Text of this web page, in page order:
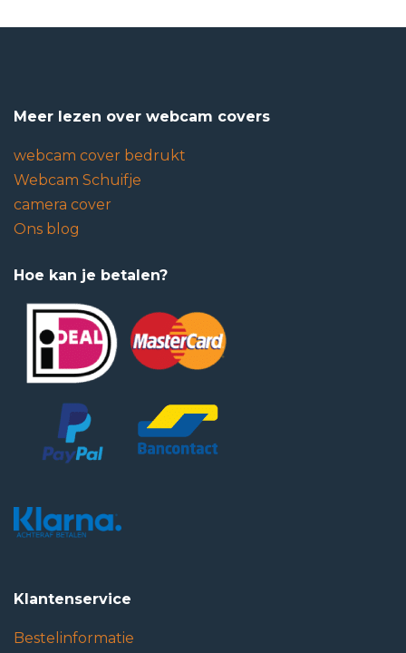
Meer lezen over webcam covers
webcam cover bedrukt
Webcam Schuifje
camera cover
Ons blog
Hoe kan je betalen?
Klantenservice
Bestelinformatie